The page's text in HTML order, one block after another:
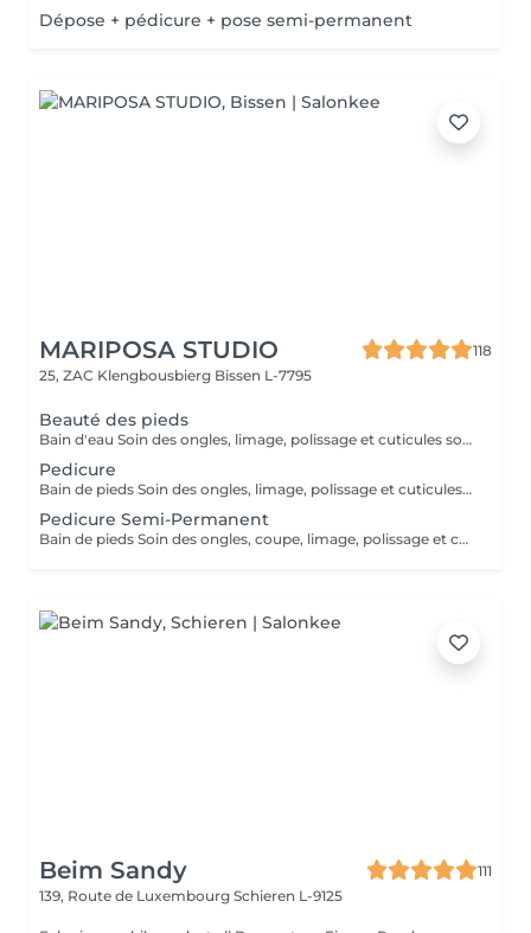
Dépose + pédicure + pose semi-permanent
MARIPOSA STUDIO
118
25, ZAC Klengbousbierg Bissen L-7795
Beauté des pieds
Bain d'eau Soin des ongles, limage, polissage et cuticules soignées Élimination des peaux mortes (Sans Semi-Permanent)
Pedicure
Bain de pieds Soin des ongles, limage, polissage et cuticules soignées Élimination des peaux mortes Elimination des callosités et rugosités (Sans Semi-Permanent)
Pedicure Semi-Permanent
Bain de pieds Soin des ongles, coupe, limage, polissage et cuticules soignées Élimination des peaux mortes Finition semi-permanant
Beim Sandy
111
139, Route de Luxembourg Schieren L-9125